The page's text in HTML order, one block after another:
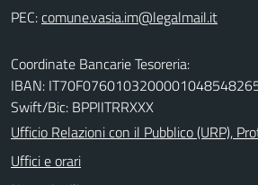
PEC:
Coordinate Bancarie Tesoreria:
IBAN:
Swift/Bic: BPPIITRRXXX
Ufficio Relazioni con il Pubblico (URP),
Uffici e orari